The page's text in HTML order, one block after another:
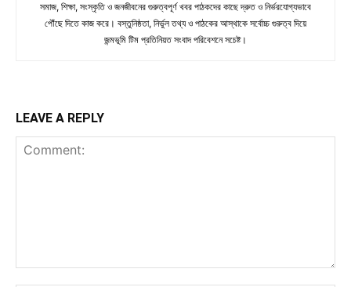
সমাজ, শিক্ষা, সংস্কৃতি ও জনজীবনের গুরুত্বপূর্ণ খবর পাঠকদের কাছে দ্রুত ও নির্ভরযোগ্যভাবে
পৌঁছে দিতে কাজ করে। বস্তুনিষ্ঠতা, নির্ভুল তথ্য ও পাঠকের আস্থাকে সর্বোচ্চ গুরুত্ব দিয়ে
জন্মভূমি টিম প্রতিনিয়ত সংবাদ পরিবেশনে সচেষ্ট।
LEAVE A REPLY